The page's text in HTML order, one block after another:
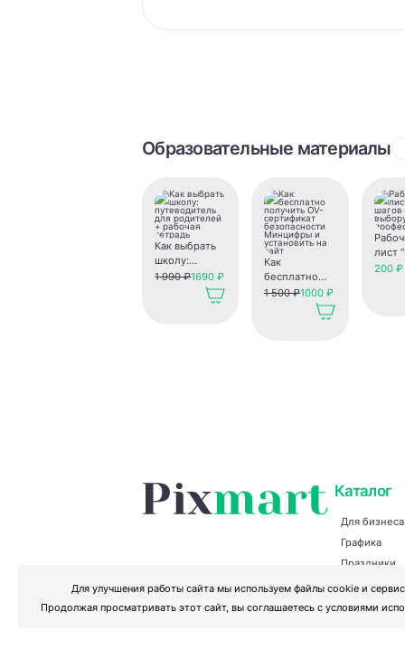
Образовательные материалы
Как выбрать
школу:
путеводитель
родителей +
1 990 ₽1690 ₽
Как
бесплатно
получить OV-
сертификат
безопасности
1 500 ₽1000 ₽
лист
200 ₽
Каталог
Для бизнеса
Графика
Праздники
Творчество
Разное
Для улучшения работы сайта мы используем файлы cookie и
Продолжая просматривать этот сайт, вы соглашаетесь с условиями